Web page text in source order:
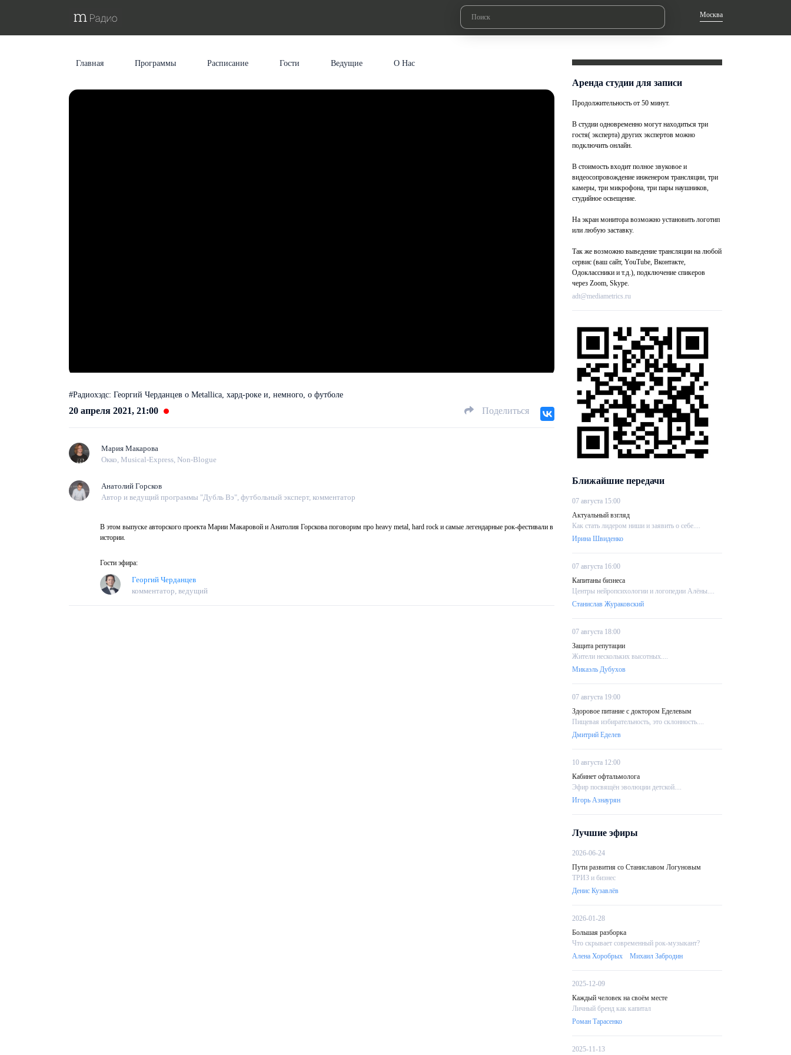
Москва
Главная Программы Расписание Гости Ведущие О Нас
#Радиохэдс: Георгий Черданцев о Metallica, хард-роке и, немного, о футболе
20 апреля 2021, 21:00 Поделиться
Мария Макарова
Окко, Musical-Express, Non-Blogue
Анатолий Горсков
Автор и ведущий программы "Дубль Вэ", футбольный эксперт, комментатор
В этом выпуске авторского проекта Марии Макаровой и Анатолия Горскова поговорим про heavy metal, hard rock и самые легендарные рок-фестивали в
истории.
Гости эфира:
Георгий Черданцев
комментатор, ведущий
Аренда студии для записи
Продолжительность от 50 минут.
В студии одновременно могут находиться три
гостя( эксперта) других экспертов можно
подключить онлайн.
В стоимость входит полное звуковое и
видеосопровождение инженером трансляции, три
камеры, три микрофона, три пары наушников,
студийное освещение.
На экран монитора возможно установить логотип
или любую заставку.
Так же возможно выведение трансляции на любой
сервис (ваш сайт, YouTube, Вконтакте,
Одоклассники и т.д.), подключение спикеров
через Zoom, Skype.
adt@mediametrics.ru
Ближайшие передачи
07 августа 15:00
Актуальный взгляд
Как стать лидером ниши и заявить о себе....
Ирина Швиденко
07 августа 16:00
Капитаны бизнеса
Центры нейропсихологии и логопедии Алёны....
Станислав Жураковский
07 августа 18:00
Защита репутации
Жители нескольких высотных....
Микаэль Дубухов
07 августа 19:00
Здоровое питание с доктором Еделевым
Пищевая избирательность, это склонность....
Дмитрий Еделев
10 августа 12:00
Кабинет офтальмолога
Эфир посвящён эволюции детской....
Игорь Азнаурян
Лучшие эфиры
2026-06-24
Пути развития со Станиславом Логуновым
ТРИЗ и бизнес
Денис Кузавлёв
2026-01-28
Большая разборка
Что скрывает современный рок-музыкант?
Алена Хоробрых
Михаил Забродин
2025-12-09
Каждый человек на своём месте
Личный бренд как капитал
Роман Тарасенко
2025-11-13